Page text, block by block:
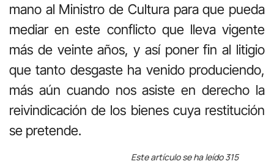
mano al Ministro de Cultura para que pueda
mediar en este conflicto que lleva vigente
más de veinte años, y así poner fin al litigio
que tanto desgaste ha venido produciendo,
más aún cuando nos asiste en derecho la
reivindicación de los bienes cuya restitución
se pretende.
Este artículo se ha leído 315